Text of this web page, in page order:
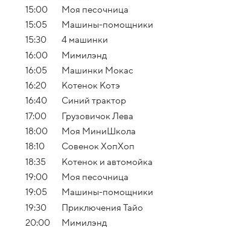
15:00
Моя песочница
15:05
Машины-помощники
15:30
4 машинки
16:00
Мимилэнд
16:05
Машинки Мокас
16:20
Котенок Котэ
16:40
Синий трактор
17:00
Грузовичок Лева
18:00
Моя МиниШкола
18:10
Совенок ХопХоп
18:35
Котенок и автомойка
19:00
Моя песочница
19:05
Машины-помощники
19:30
Приключения Тайо
20:00
Мимилэнд